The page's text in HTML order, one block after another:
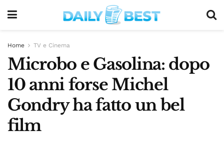
Home TV e Cinema
Microbo e Gasolina: dopo
10 anni forse Michel
Gondry ha fatto un bel
film